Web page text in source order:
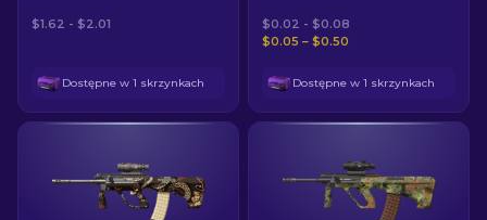
$1.62 - $2.01
Dostępne w 1 skrzynkach
$0.02 - $0.08
$0.05 – $0.50
Dostępne w 1 skrzynkach